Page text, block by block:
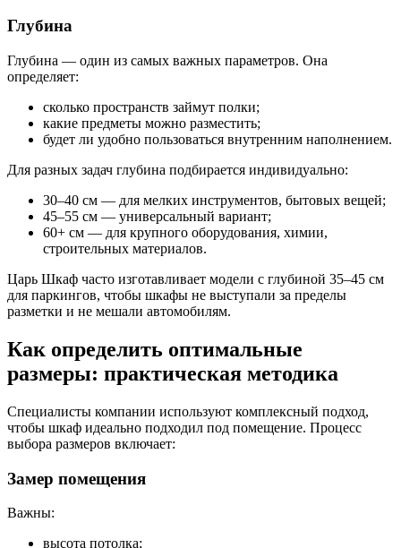
Глубина
Глубина — один из самых важных параметров. Она
определяет:
сколько пространств займут полки;
какие предметы можно разместить;
будет ли удобно пользоваться внутренним наполнением.
Для разных задач глубина подбирается индивидуально:
30–40 см — для мелких инструментов, бытовых вещей;
45–55 см — универсальный вариант;
60+ см — для крупного оборудования, химии,
строительных материалов.
Царь Шкаф часто изготавливает модели с глубиной 35–45 см
для паркингов, чтобы шкафы не выступали за пределы
разметки и не мешали автомобилям.
Как определить оптимальные
размеры: практическая методика
Специалисты компании используют комплексный подход,
чтобы шкаф идеально подходил под помещение. Процесс
выбора размеров включает:
Замер помещения
Важны:
высота потолка;